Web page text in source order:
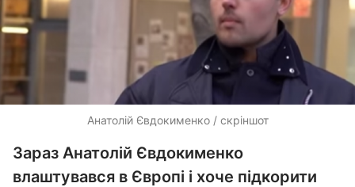
Анатолій Євдокименко / скріншот
Зараз Анатолій Євдокименко
влаштувався в Європі і хоче підкорити